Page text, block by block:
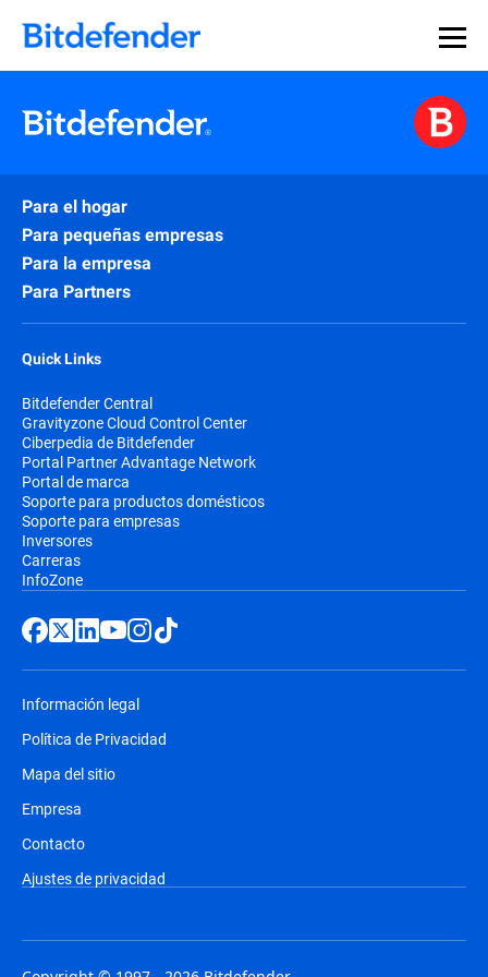
Para el hogar
Para pequeñas empresas
Para la empresa
Para Partners
Quick Links
Bitdefender Central
Gravityzone Cloud Control Center
Ciberpedia de Bitdefender
Portal Partner Advantage Network
Portal de marca
Soporte para productos domésticos
Soporte para empresas
Inversores
Carreras
InfoZone
Información legal
Política de Privacidad
Mapa del sitio
Empresa
Contacto
Ajustes de privacidad